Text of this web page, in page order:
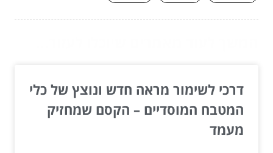
דרכי לשימור מראה חדש ונוצץ של כלי
המטבח המוסדיים – הקסם שמחזיק
מעמד